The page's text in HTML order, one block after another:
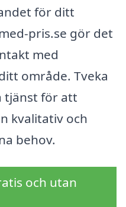
för ditt
pris.se gör det
med
område. Tveka
tjänst för att
kvalitativ och
behov.
och utan